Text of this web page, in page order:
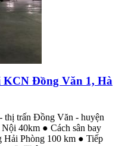
KCN Đồng Văn 1, Hà
trấn Đồng Văn - huyện
40km ● Cách sân bay
Hải Phòng 100 km ● Tiếp